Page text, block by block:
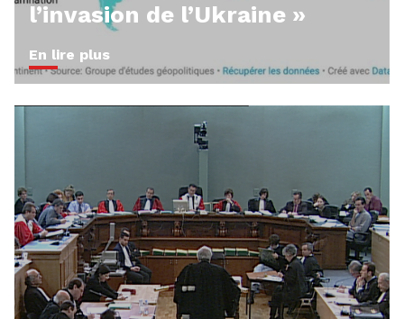
l’invasion de l’Ukraine »
En lire plus